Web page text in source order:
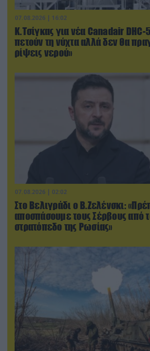
07.08.2026 | 16:02
Κ.Τσίγκας για νέα Canadair DHC-
πετούν τη νύχτα αλλά δεν θα
ρίψεις νερού»
07.08.2026 | 02:02
Στο Βελιγράδι ο Β.Ζελένσκι:
αποσπάσουμε τους Σέρβους από
στρατόπεδο της Ρωσίας»